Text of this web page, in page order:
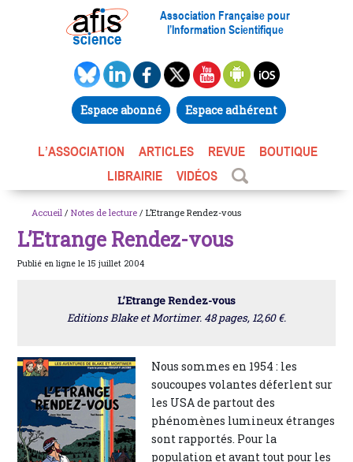
Association Française pour
l’Information Scientifique
Espace abonné Espace adhérent
L’ASSOCIATION ARTICLES REVUE
BOUTIQUE
LIBRAIRIE
VIDÉOS
Accueil / Notes de lecture / L’Etrange Rendez-vous
L’Etrange Rendez-vous
Publié en ligne le 15 juillet 2004
L’Etrange Rendez-vous
Editions Blake et Mortimer. 48 pages, 12,60 €.
Nous sommes en 1954 : les
soucoupes volantes déferlent sur
les USA de partout des
phénomènes lumineux étranges
sont rapportés. Pour la
population et avant tout pour les